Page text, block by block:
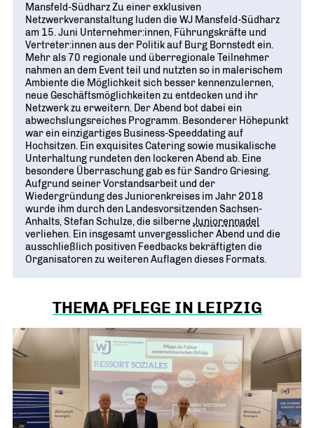
Mansfeld-Südharz Zu einer exklusiven
Netzwerkveranstaltung luden die WJ Mansfeld-Südharz
am 15. Juni Unternehmer:innen, Führungskräfte und
Vertreter:innen aus der Politik auf Burg Bornstedt ein.
Mehr als 70 regionale und überregionale Teilnehmer
nahmen an dem Event teil und nutzten so in malerischem
Ambiente die Möglichkeit sich besser kennenzulernen,
neue Geschäftsmöglichkeiten zu entdecken und ihr
Netzwerk zu erweitern. Der Abend bot dabei ein
abwechslungsreiches Programm. Besonderer Höhepunkt
war ein einzigartiges Business-Speeddating auf
Hochsitzen. Ein exquisites Catering sowie musikalische
Unterhaltung rundeten den lockeren Abend ab. Eine
besondere Überraschung gab es für Sandro Griesing.
Aufgrund seiner Vorstandsarbeit und der
Wiedergründung des Juniorenkreises im Jahr 2018
wurde ihm durch den Landesvorsitzenden Sachsen-
Anhalts, Stefan Schulze, die silberne Juniorennadel
verliehen. Ein insgesamt unvergesslicher Abend und die
ausschließlich positiven Feedbacks bekräftigten die
Organisatoren zu weiteren Auflagen dieses Formats.
THEMA PFLEGE IN LEIPZIG